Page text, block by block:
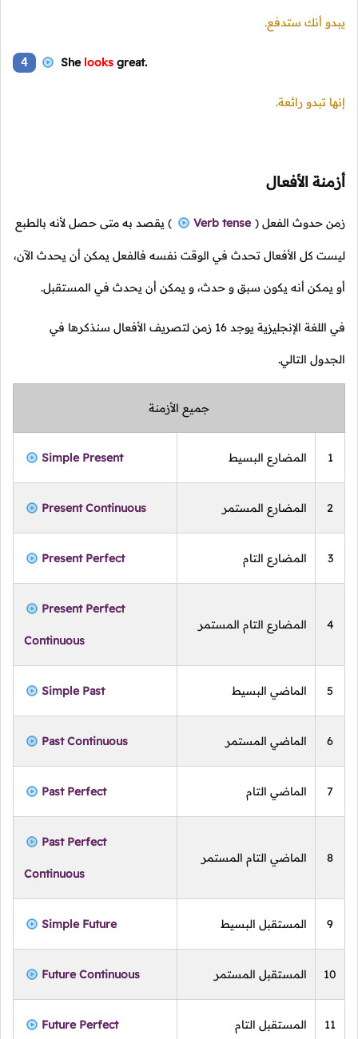
يبدو أنك ستدفع.
4 She looks great.
إنها تبدو رائعة.
أزمنة الأفعال
زمن حدوث الفعل (
Verb tense
) يقصد به متى حصل لأنه بالطبع
ليست كل الأفعال تحدث في الوقت نفسه فالفعل يمكن أن يحدث الآن،
أو يمكن أنه يكون سبق و حدث، و يمكن أن يحدث في المستقبل.
في اللغة الإنجليزية يوجد 16 زمن لتصريف الأفعال سنذكرها في
الجدول التالي.
جميع الأزمنة
1 المضارع البسيط Simple Present
2 المضارع المستمر Present Continuous
3 المضارع التام Present Perfect
4 المضارع التام المستمر
Present Perfect
Continuous
5 الماضي البسيط Simple Past
6 الماضي المستمر Past Continuous
7 الماضي التام Past Perfect
8 الماضي التام المستمر
Past Perfect
Continuous
9 المستقبل البسيط Simple Future
10 المستقبل المستمر Future Continuous
11 المستقبل التام Future Perfect